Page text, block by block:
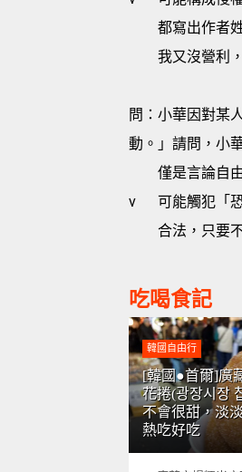
都寫出作者
我又沒營利
問：小華因對某
動。」請問，小
僅是言論自
v
可能觸犯「
合法，只要
吃喝食記
韓國自由行
[韓國●首爾]廣
花捲(광장시장
不會很甜，淡
熱吃好吃